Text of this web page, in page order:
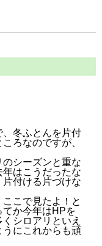
冬ふとんを片付
ろなのですが、
シーズンと重な
はこうだったな
付ける 片づけな
こで見たよ！と
か今年はHPを
シロアリといえ
にこれからも頑